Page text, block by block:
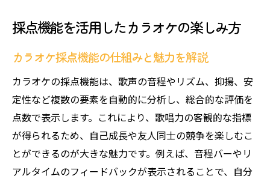
採点機能を活用したカラオケの楽しみ方
カラオケ採点機能の仕組みと魅力を解説
カラオケの採点機能は、歌声の音程やリズム、抑揚、安
定性など複数の要素を自動的に分析し、総合的な評価を
点数で表示します。これにより、歌唱力の客観的な指標
が得られるため、自己成長や友人同士の競争を楽しむこ
とができるのが大きな魅力です。例えば、音程バーやリ
アルタイムのフィードバックが表示されることで、自分